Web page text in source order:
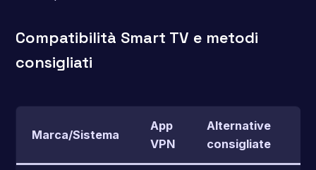
Compatibilità Smart TV e metodi
consigliati
Marca/Sistema
App
VPN
Alternative
consigliate